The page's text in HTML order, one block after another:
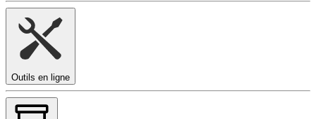
Outils en ligne